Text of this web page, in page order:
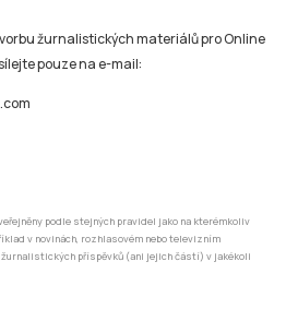
žurnalistických materiálů pro Online
pouze na e-mail:
podle stejných pravidel jako na kterémkoliv
v novinách, rozhlasovém nebo televizním
příspěvků (ani jejich částí) v jakékoli